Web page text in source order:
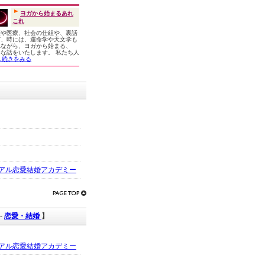
ヨガから始まるあれ
これ
医療、社会の仕組や、裏話
時には、運命学や天文学も
がら、ヨガから始まる、
話をいたします。 私たち人
続きをみる
ル恋愛結婚アカデミー
- 恋愛・結婚 】
ル恋愛結婚アカデミー